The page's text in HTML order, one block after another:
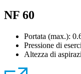
NF 60
Portata (max.):
Pressione di
Altezza di